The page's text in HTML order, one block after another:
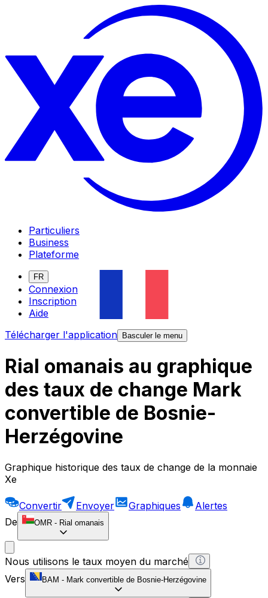
Particuliers
Business
Plateforme
FR
Connexion
Inscription
Aide
Télécharger l'application
Basculer le menu
Rial omanais au graphique
des taux de change Mark
convertible de Bosnie-
Herzégovine
Graphique historique des taux de change de la monnaie
Xe
Convertir Envoyer Graphiques
Alertes
De
OMR - Rial omanais
Nous utilisons le taux moyen du marché
Vers
BAM - Mark convertible de Bosnie-Herzégovine